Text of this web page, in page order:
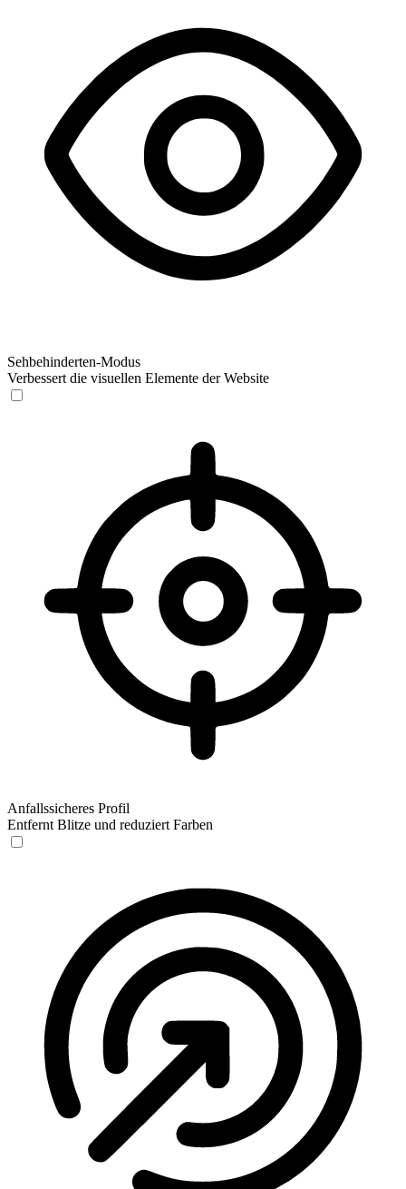
Sehbehinderten-Modus
Verbessert die visuellen Elemente der Website
Anfallssicheres Profil
Entfernt Blitze und reduziert Farben